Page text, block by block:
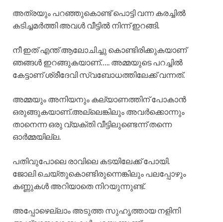
അത്രയും പറഞ്ഞുകൊണ്ട് പൊട്ടി വന്ന കരച്ചിൽ
കടിച്ചമർത്തി അവൾ വീട്ടിൽ നിന്ന് ഇറങ്ങി.
നീ ഇത് എന്ത് ആലോചിച്ചു കൊണ്ടിരിക്കുകയാണ്
ഞങ്ങൾ ഇറങ്ങുകയാണ്….. അമ്മയുടെ പറച്ചിൽ
കേട്ടാണ് ശ്രീദേവി സ്വബോധത്തിലേക്ക് വന്നത്.
അമ്മയും അനിയനും കല്യാണത്തിന് പോകാൻ
ഒരുങ്ങുകയാണ്.അല്ലെങ്കിലും അവർക്കൊന്നും
താനെന്ന ഒരു വ്യക്തി വീട്ടിലുണ്ടെന്ന് തന്നെ
ഓർമ്മയില്ല.
പതിവുപോലെ രാവിലെ കടയിലേക്ക് പോയി.
ജോലി ചെയ്തുകൊണ്ടിരുന്നെങ്കിലും പലപ്പോഴും
കണ്ണുകൾ അറിയാതെ നിറയുന്നുണ്ട്.
അപ്പോഴെല്ലാം അടുത്ത സുഹൃത്തായ നളിനി